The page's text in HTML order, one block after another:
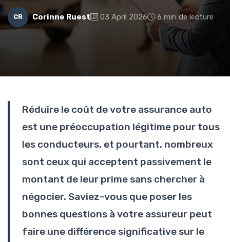
CR Corinne Ruest 03 April 2026 6 min de lecture
Réduire le coût de votre assurance auto
est une préoccupation légitime pour tous
les conducteurs, et pourtant, nombreux
sont ceux qui acceptent passivement le
montant de leur prime sans chercher à
négocier. Saviez-vous que poser les
bonnes questions à votre assureur peut
faire une différence significative sur le